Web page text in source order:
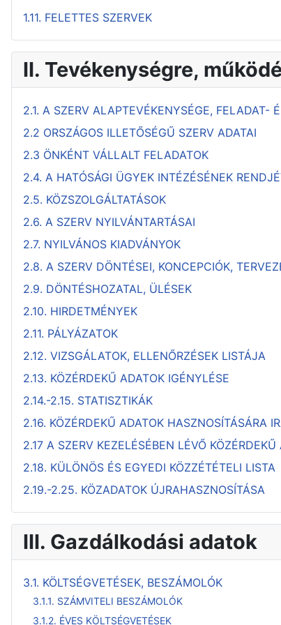
1.11. FELETTES SZERVEK
II. Tevékenységre,
2.1. A SZERV ALAPTEVÉKENYSÉGE, FELADAT-
2.2 ORSZÁGOS ILLETŐSÉGŰ SZERV ADATAI
2.3 ÖNKÉNT VÁLLALT FELADATOK
2.4. A HATÓSÁGI ÜGYEK INTÉZÉSÉNEK
2.5. KÖZSZOLGÁLTATÁSOK
2.6. A SZERV NYILVÁNTARTÁSAI
2.7. NYILVÁNOS KIADVÁNYOK
2.8. A SZERV DÖNTÉSEI, KONCEPCIÓK,
2.9. DÖNTÉSHOZATAL, ÜLÉSEK
2.10. HIRDETMÉNYEK
2.11. PÁLYÁZATOK
2.12. VIZSGÁLATOK, ELLENŐRZÉSEK LISTÁJA
2.13. KÖZÉRDEKŰ ADATOK IGÉNYLÉSE
2.14.-2.15. STATISZTIKÁK
2.16. KÖZÉRDEKŰ ADATOK HASZNOSÍTÁSÁRA
2.17 A SZERV KEZELÉSÉBEN LÉVŐ
2.18. KÜLÖNÖS ÉS EGYEDI KÖZZÉTÉTELI LISTA
2.19.-2.25. KÖZADATOK ÚJRAHASZNOSÍTÁSA
III. Gazdálkodási adatok
3.1. KÖLTSÉGVETÉSEK, BESZÁMOLÓK
3.1.1. SZÁMVITELI BESZÁMOLÓK
3.1.2. ÉVES KÖLTSÉGVETÉSEK